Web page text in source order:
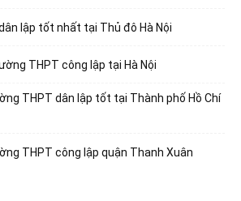
lập tốt nhất tại Thủ đô Hà Nội
THPT công lập tại Hà Nội
THPT dân lập tốt tại Thành phố Hồ Chí
THPT công lập quận Thanh Xuân